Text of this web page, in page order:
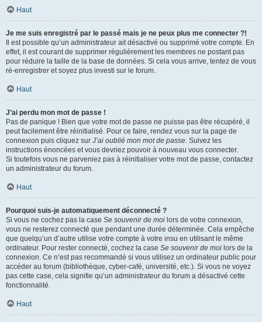
Haut
Je me suis enregistré par le passé mais je ne peux plus me connecter ?!
Il est possible qu’un administrateur ait désactivé ou supprimé votre compte. En
effet, il est courant de supprimer régulièrement les membres ne postant pas
pour réduire la taille de la base de données. Si cela vous arrive, tentez de vous
ré-enregistrer et soyez plus investi sur le forum.
Haut
J’ai perdu mon mot de passe !
Pas de panique ! Bien que votre mot de passe ne puisse pas être récupéré, il
peut facilement être réinitialisé. Pour ce faire, rendez vous sur la page de
connexion puis cliquez sur J’ai oublié mon mot de passe . Suivez les
instructions énoncées et vous devriez pouvoir à nouveau vous connecter.
Si toutefois vous ne parveniez pas à réinitialiser votre mot de passe, contactez
un administrateur du forum.
Haut
Pourquoi suis-je automatiquement déconnecté ?
Si vous ne cochez pas la case Se souvenir de moi lors de votre connexion,
vous ne resterez connecté que pendant une durée déterminée. Cela empêche
que quelqu’un d’autre utilise votre compte à votre insu en utilisant le même
ordinateur. Pour rester connecté, cochez la case Se souvenir de moi lors de la
connexion. Ce n’est pas recommandé si vous utilisez un ordinateur public pour
accéder au forum (bibliothèque, cyber-café, université, etc.). Si vous ne voyez
pas cette case, cela signifie qu’un administrateur du forum a désactivé cette
fonctionnalité.
Haut